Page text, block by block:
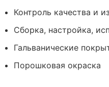
Контроль качества и
Сборка, настройка,
Гальванические
Порошковая окраска